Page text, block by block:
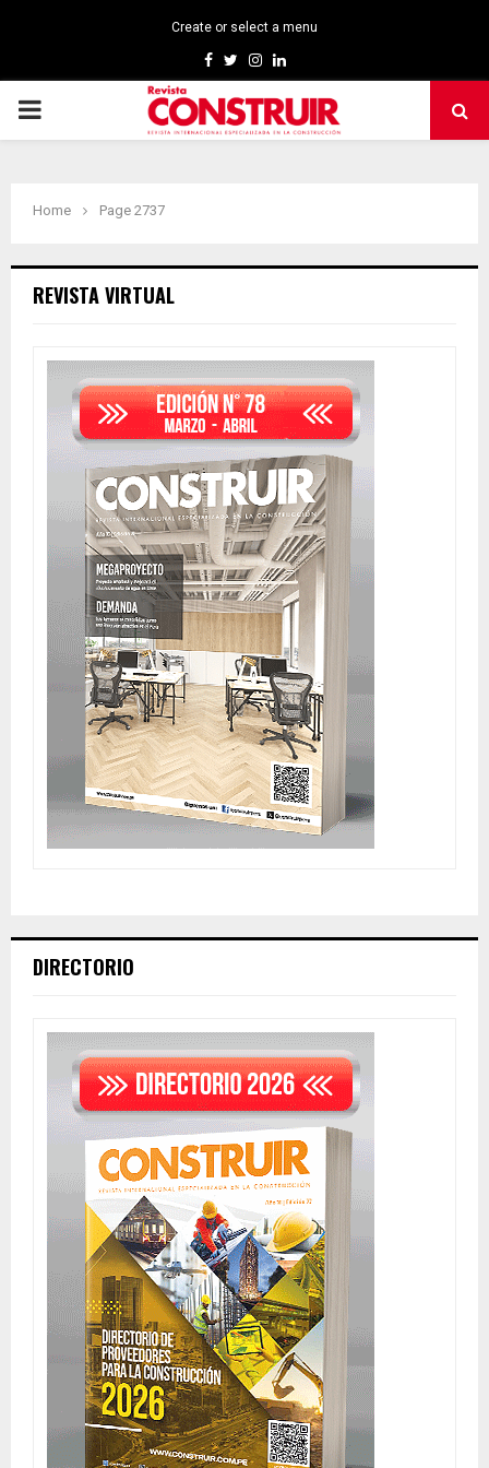
Create or select a menu
Facebook
TwitterInstagram
Linkedin
PRIMARY
Home Page 2737
REVISTA VIRTUAL
DIRECTORIO